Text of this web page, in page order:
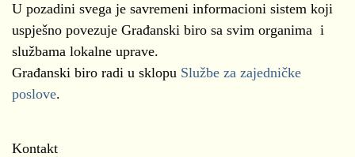
U pozadini svega je savremeni informacioni sistem koji
uspješno povezuje Građanski biro sa svim organima i
službama lokalne uprave.
Građanski biro radi u sklopu Službe za zajedničke
poslove.
Kontakt